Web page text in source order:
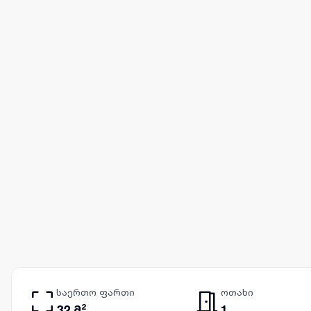
საერთო ფართი ოთახი